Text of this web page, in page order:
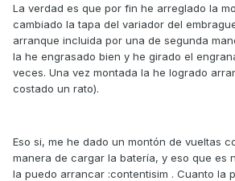
La verdad es que por fin he arreglado la
cambiado la tapa del variador del
arranque incluida por una de segunda
la he engrasado bien y he girado el
veces. Una vez montada la he logrado
costado un rato).
Eso si, me he dado un montón de vueltas
manera de cargar la batería, y eso que es
la puedo arrancar :contentisim . Cuanto la